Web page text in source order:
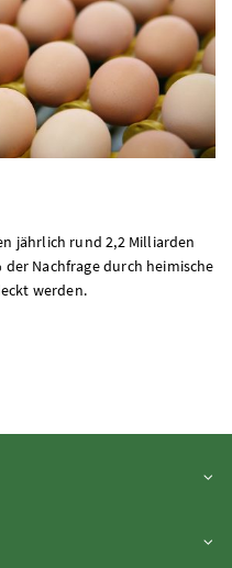
jährlich rund 2,2 Milliarden
der Nachfrage durch heimische
werden.